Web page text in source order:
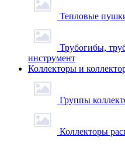
Тепловые
Трубогибы,
инструмент
Коллекторы и
Группы
Коллекторы